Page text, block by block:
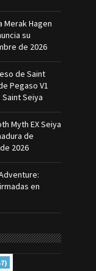
Merak Hagen
su
de 2026
de Saint
Pegaso V1
Seiya
Myth EX Seiya
de
2026
en